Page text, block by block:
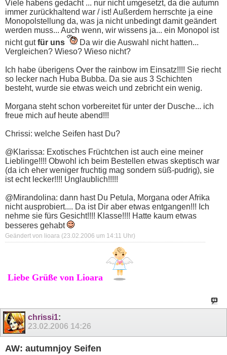
Viele habens gedacht ... nur nicht umgesetzt, da die autumn
immer zurückhaltend war / ist! Außerdem herrschte ja eine
Monopolstellung da, was ja nicht unbedingt damit geändert
werden muss... Auch wenn, wir wissens ja... ein Monopol ist
nicht gutfür uns
Da wir die Auswahl nicht hatten...
Vergleichen? Wieso? Wieso nicht?
Ich habe überigens Over the rainbow im Einsatz!!!! Sie riecht
so lecker nach Huba Bubba. Da sie aus 3 Schichten
besteht, wurde sie etwas weich und zebricht ein wenig.
Morgana steht schon vorbereitet für unter der Dusche... ich
freue mich auf heute abend!!!
Chrissi: welche Seifen hast Du?
@Klarissa: Exotisches Früchtchen ist auch eine meiner
Lieblinge!!!! Obwohl ich beim Bestellen etwas skeptisch war
(da ich eher weniger fruchtig mag sondern süß-pudrig), sie
ist echt lecker!!!! Unglaublich!!!!!
@Mirandolina: dann hast Du Petula, Morgana oder Afrika
nicht ausprobiert.... Da ist Dir aber etwas entgangen!!! Ich
nehme sie fürs Gesicht!!!! Klasse!!!! Hatte kaum etwas
besseres gehabt
Geändert von lioara (23.02.2006 um 14:11 Uhr)
Liebe Grüße von Lioara
chrissi1:
23.02.2006 14:26
AW: autumnjoy Seifen